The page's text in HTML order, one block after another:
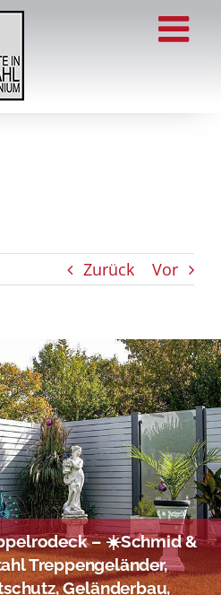
Zurück Vor
– ☀️Schmid &
Treppengeländer,
Geländerbau,